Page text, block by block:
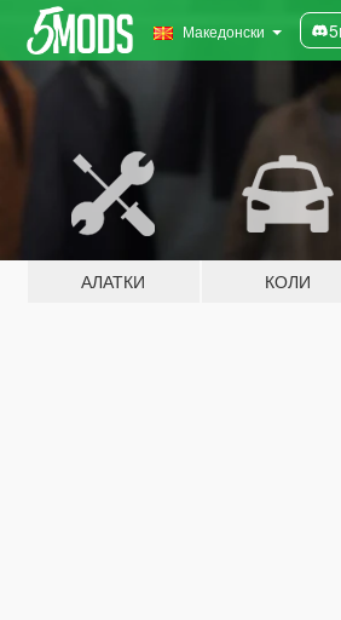
Македонски
АЛАТКИ КОЛИ